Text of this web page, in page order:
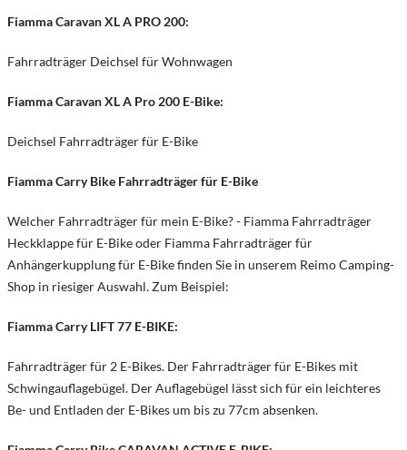
Fiamma Caravan XL A PRO 200:
Fahrradträger Deichsel für Wohnwagen
Fiamma Caravan XL A Pro 200 E-Bike:
Deichsel Fahrradträger für E-Bike
Fiamma Carry Bike Fahrradträger für E-Bike
Welcher Fahrradträger für mein E-Bike? - Fiamma Fahrradträger
Heckklappe für E-Bike oder Fiamma Fahrradträger für
Anhängerkupplung für E-Bike finden Sie in unserem Reimo Camping-
Shop in riesiger Auswahl. Zum Beispiel:
Fiamma Carry LIFT 77 E-BIKE:
Fahrradträger für 2 E-Bikes. Der Fahrradträger für E-Bikes mit
Schwingauflagebügel. Der Auflagebügel lässt sich für ein leichteres
Be- und Entladen der E-Bikes um bis zu 77cm absenken.